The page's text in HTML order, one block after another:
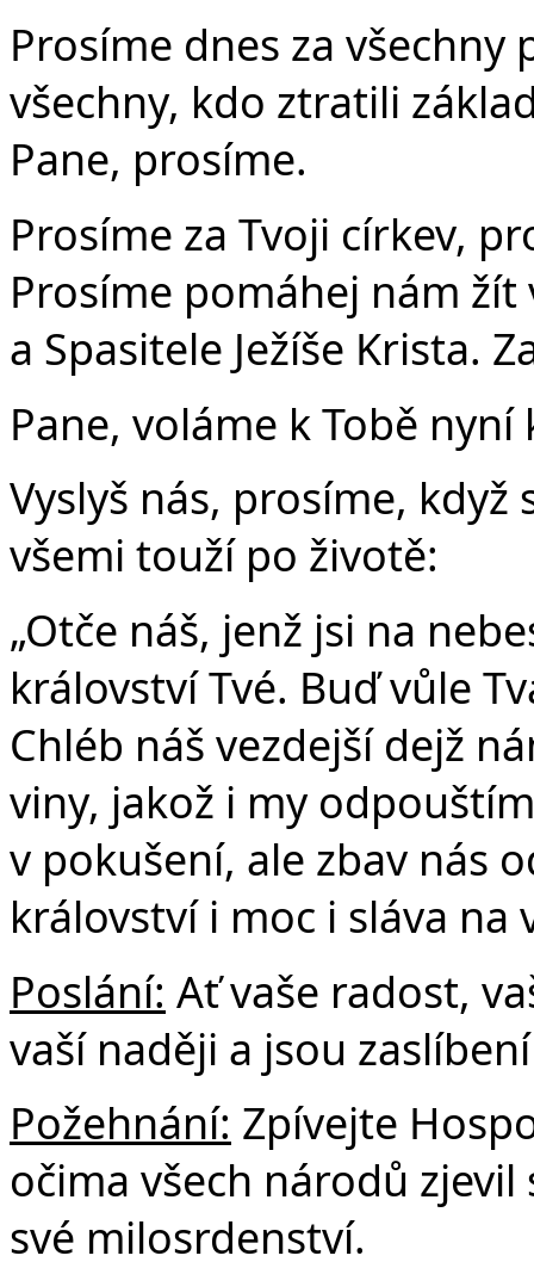
Prosíme dnes za všechny
všechny, kdo ztratili
Pane, prosíme.
Prosíme za Tvoji církev,
Prosíme pomáhej nám
a Spasitele Ježíše Krista.
Pane, voláme k Tobě
Vyslyš nás, prosíme, když
všemi touží po životě:
„Otče náš, jenž jsi na
království Tvé. Buď vůle
Chléb náš vezdejší dejž
viny, jakož i my
v pokušení, ale zbav nás
království i moc i sláva na
Poslání: Ať vaše radost,
vaší naději a jsou
Požehnání: Zpívejte
očima všech národů
své milosrdenství.